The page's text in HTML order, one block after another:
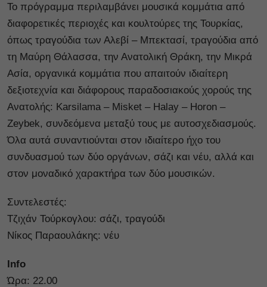
Το πρόγραμμα περιλαμβάνει μουσικά κομμάτια από
διαφορετικές περιοχές και κουλτούρες της Τουρκίας,
όπως τραγούδια των Αλεβί – Μπεκτασί, τραγούδια από
τη Μαύρη Θάλασσα, την Ανατολική Θράκη, την Μικρά
Ασία, οργανικά κομμάτια που απαιτούν ιδιαίτερη
δεξιοτεχνία και διάφορους παραδοσιακούς χορούς της
Ανατολής: Karsilama – Misket – Halay – Horon –
Zeybek, συνδεόμενα μεταξύ τους με αυτοσχεδιασμούς.
Όλα αυτά συναντιούνται στον ιδιαίτερο ήχο του
συνδυασμού των δύο οργάνων, σάζι και νέυ, αλλά και
στον μοναδικό χαρακτήρα των δύο μουσικών.
Συντελεστές:
Τζιχάν Τούρκογλου: σάζι, τραγούδι
Νίκος Παραουλάκης: νέυ
Info
Ώρα: 22.00